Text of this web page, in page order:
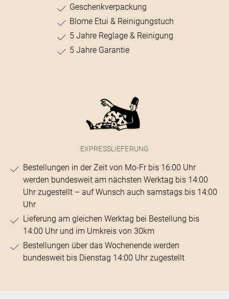
Geschenkverpackung
Blome Etui & Reinigungstuch
5 Jahre Reglage & Reinigung
5 Jahre Garantie
EXPRESSLIEFERUNG
Bestellungen in der Zeit von Mo-Fr bis 16:00 Uhr
werden bundesweit am nächsten Werktag bis 14:00
Uhr zugestellt – auf Wunsch auch samstags bis 14:00
Uhr
Lieferung am gleichen Werktag bei Bestellung bis
14:00 Uhr und im Umkreis von 30km
Bestellungen über das Wochenende werden
bundesweit bis Dienstag 14:00 Uhr zugestellt